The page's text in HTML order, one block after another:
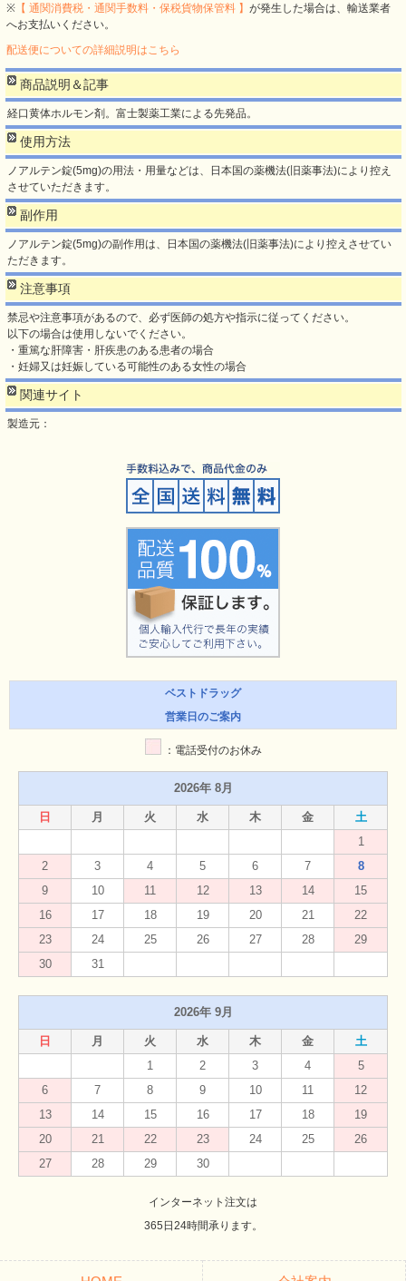
※ 【 通関消費税・通関手数料・保税貨物保管料 】 が発生した場合は、輸送業者
へお支払いください。
配送便についての詳細説明はこちら
商品説明＆記事
経口黄体ホルモン剤。富士製薬工業による先発品。
使用方法
ノアルテン錠(5mg)の用法・用量などは、日本国の薬機法(旧薬事法)により控え
させていただきます。
副作用
ノアルテン錠(5mg)の副作用は、日本国の薬機法(旧薬事法)により控えさせてい
ただきます。
注意事項
禁忌や注意事項があるので、必ず医師の処方や指示に従ってください。
以下の場合は使用しないでください。
・重篤な肝障害・肝疾患のある患者の場合
・妊婦又は妊娠している可能性のある女性の場合
関連サイト
製造元：
ベストドラッグ
営業日のご案内
：電話受付のお休み
2026年 8月
日 月 火 水 木 金
土
1
2
3 4 5 6 7
8
9
10 11 12 13 14
15
16
17 18 19 20 21
22
23
24 25 26 27 28
29
30
31
2026年 9月
日 月 火 水 木 金
土
1
2 3 4
5
6
7 8 9 10 11
12
13
14 15 16 17 18
19
20
21 22 23 24 25
26
27
28 29 30
インターネット注文は
365日24時間承ります。